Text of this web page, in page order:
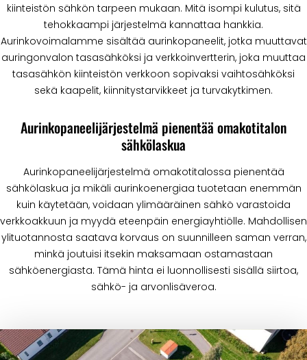
kiinteistön sähkön tarpeen mukaan. Mitä isompi kulutus, sitä
tehokkaampi järjestelmä kannattaa hankkia.
Aurinkovoimalamme sisältää aurinkopaneelit, jotka muuttavat
auringonvalon tasasähköksi ja verkkoinvertterin, joka muuttaa
tasasähkön kiinteistön verkkoon sopivaksi vaihtosähköksi
sekä kaapelit, kiinnitystarvikkeet ja turvakytkimen.
Aurinkopaneelijärjestelmä pienentää omakotitalon
sähkölaskua
Aurinkopaneelijärjestelmä omakotitalossa pienentää
sähkölaskua ja mikäli aurinkoenergiaa tuotetaan enemmän
kuin käytetään, voidaan ylimääräinen sähkö varastoida
verkkoakkuun ja myydä eteenpäin energiayhtiölle. Mahdollisen
ylituotannosta saatava korvaus on suunnilleen saman verran,
minkä joutuisi itsekin maksamaan ostamastaan
sähköenergiasta. Tämä hinta ei luonnollisesti sisällä siirtoa,
sähkö- ja arvonlisäveroa.